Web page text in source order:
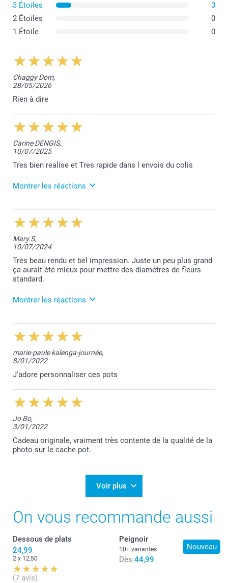
Pot de fleurs moyen
3 Étoiles
3
2 Étoiles
0
1 Étoile
0
Chaggy Dom,
28/05/2026
Rien à dire
Carine DENGIS,
10/07/2025
Tres bien realise et Tres rapide dans l envois du colis
Montrer les réactions
10/07/2025
09:11
Merci pour votre retour de satisfaction, Carine!
Bien cordialement,
Lucie@smartphoto
Mary.S,
10/07/2024
Très beau rendu et bel impression. Juste un peu plus grand
ça aurait été mieux pour mettre des diamètres de fleurs
standard.
Montrer les réactions
11/07/2024
10:47
Bonjour Maryline,
Je vous remercie pour vos 5 étoiles.
Je fais part de votre remarque au service concerné.
Belle journée,
Lucie@smartphoto
marie-paule kalenga-journée,
8/01/2022
J'adore personnaliser ces pots
Jo Bo,
3/01/2022
Cadeau originale, vraiment très contente de la qualité de la
photo sur le cache pot.
Voir plus
On vous recommande aussi
Dessous de plats
24,99
2 x 12,50
(7 avis)
Nouveau
Peignoir
10+ variantes
Dès 44,99